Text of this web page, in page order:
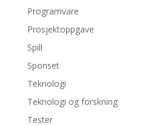
Programvare
Prosjektoppgave
Spill
Sponset
Teknologi
Teknologi og forskning
Tester